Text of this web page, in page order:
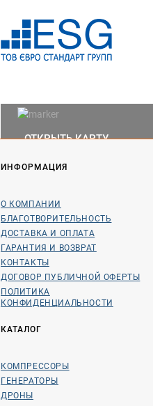
ОТКРЫТЬ КАРТУ
ИНФОРМАЦИЯ
О КОМПАНИИ
БЛАГОТВОРИТЕЛЬНОСТЬ
ДОСТАВКА И ОПЛАТА
ГАРАНТИЯ И ВОЗВРАТ
КОНТАКТЫ
ДОГОВОР ПУБЛИЧНОЙ ОФЕРТЫ
ПОЛИТИКА
КОНФИДЕНЦИАЛЬНОСТИ
КАТАЛОГ
КОМПРЕССОРЫ
ГЕНЕРАТОРЫ
ДРОНЫ